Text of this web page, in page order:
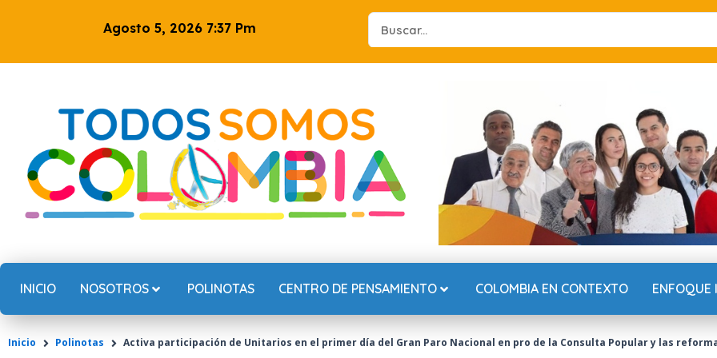
Agosto 5, 2026 7:37 Pm
Search
...
INICIO NOSOTROS POLINOTAS CENTRO DE PENSAMIENTO COLOMBIA EN CONTEXTO ENFOQUE
Inicio Polinotas Activa participación de Unitarios en el primer día del Gran Paro Nacional en pro de la Consulta Popular y las